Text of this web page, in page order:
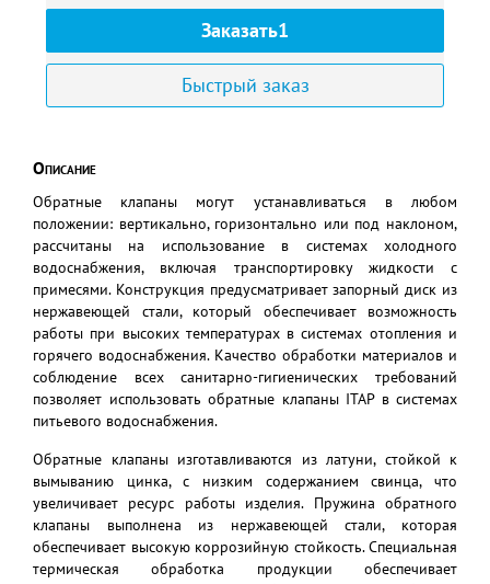
Заказать1
Быстрый заказ
Описание
Обратные клапаны могут устанавливаться в любом
положении: вертикально, горизонтально или под наклоном,
рассчитаны на использование в системах холодного
водоснабжения, включая транспортировку жидкости с
примесями. Конструкция предусматривает запорный диск из
нержавеющей стали, который обеспечивает возможность
работы при высоких температурах в системах отопления и
горячего водоснабжения. Качество обработки материалов и
соблюдение всех санитарно-гигиенических требований
позволяет использовать обратные клапаны ITAP в системах
питьевого водоснабжения.
Обратные клапаны изготавливаются из латуни, стойкой к
вымыванию цинка, с низким содержанием свинца, что
увеличивает ресурс работы изделия. Пружина обратного
клапаны выполнена из нержавеющей стали, которая
обеспечивает высокую коррозийную стойкость. Специальная
термическая обработка продукции обеспечивает